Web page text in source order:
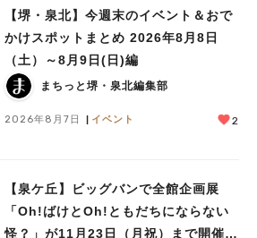
【堺・泉北】今週末のイベント＆おで
かけスポットまとめ 2026年8月8日
（土）～8月9日(日)編
まちっと堺・泉北編集部
2026年8月7日 イベント 2
【泉ケ丘】ビッグバンで全館企画展
「Oh!ばけとOh!ともだちにならない
怪？」が11月23日（月祝）まで開催